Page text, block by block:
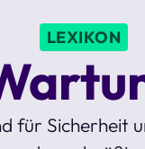
LEXIKON
für Sicherheit